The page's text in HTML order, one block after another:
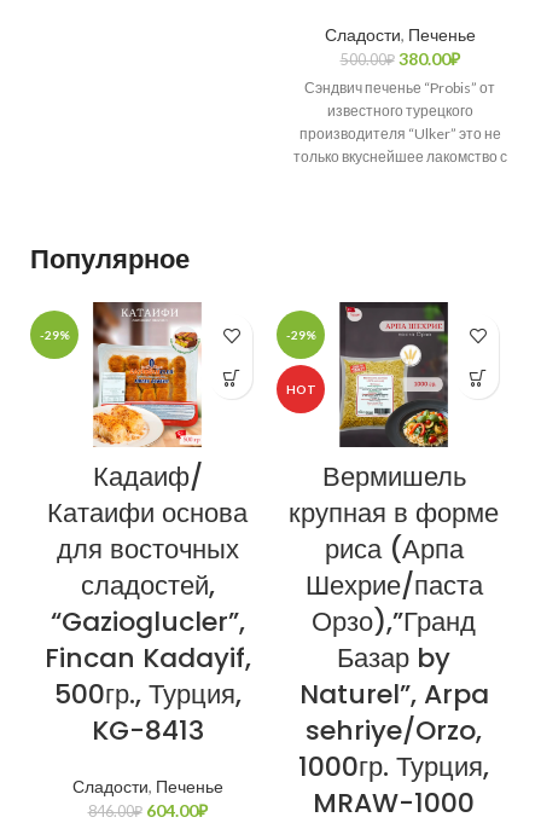
Сладости, Печенье
500.00₽ 380.00₽
Сэндвич печенье “Probis” от
известного турецкого
производителя “Ulker” это не
только вкуснейшее лакомство с
Популярное
-29%
Кадаиф/
Катаифи основа
для восточных
сладостей,
“Gazioglucler”,
Fincan Kadayif,
500гр., Турция,
KG-8413
Сладости, Печенье
846.00₽ 604.00₽
-29%
HOT
Вермишель
крупная в форме
риса (Арпа
Шехрие/паста
Орзо),”Гранд
Базар by
Naturel”, Arpa
sehriye/Orzo,
1000гр. Турция,
MRAW-1000